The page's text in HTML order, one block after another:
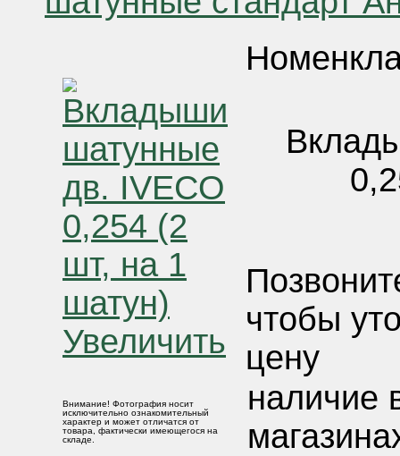
Увеличить
Внимание! Фотография носит
исключительно ознакомительный
характер и может отличатся от
товара, фактически имеющегося на
складе.
чтобы
цену
наличие